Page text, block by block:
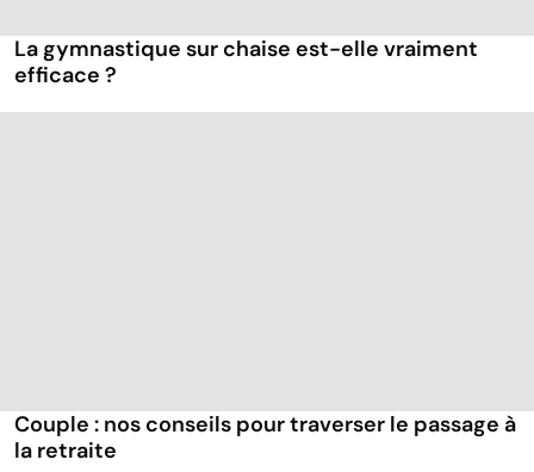
La gymnastique sur chaise est-elle vraiment
efficace ?
Couple : nos conseils pour traverser le passage à
la retraite